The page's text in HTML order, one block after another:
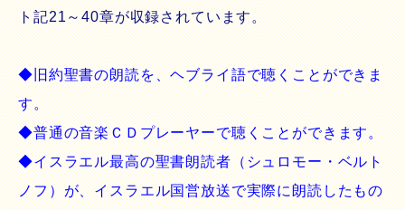
ト記21～40章が収録されています。
◆旧約聖書の朗読を、ヘブライ語で聴くことができま
す。
◆普通の音楽ＣＤプレーヤーで聴くことができます。
◆イスラエル最高の聖書朗読者（シュロモー・ベルト
ノフ）が、イスラエル国営放送で実際に朗読したもの